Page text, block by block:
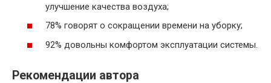
улучшение качества воздуха;
78% говорят о сокращении времени на уборку;
92% довольны комфортом эксплуатации системы.
Рекомендации автора